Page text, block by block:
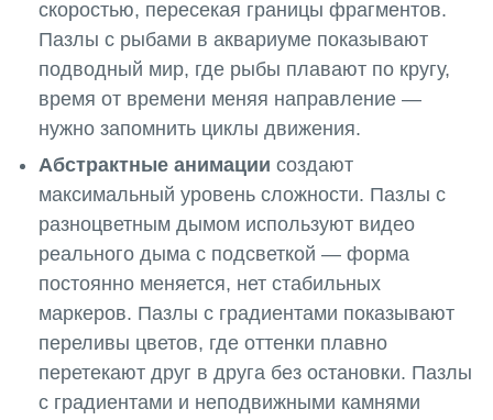
скоростью, пересекая границы фрагментов.
Пазлы с рыбами в аквариуме показывают
подводный мир, где рыбы плавают по кругу,
время от времени меняя направление —
нужно запомнить циклы движения.
Абстрактные анимации создают
максимальный уровень сложности. Пазлы с
разноцветным дымом используют видео
реального дыма с подсветкой — форма
постоянно меняется, нет стабильных
маркеров. Пазлы с градиентами показывают
переливы цветов, где оттенки плавно
перетекают друг в друга без остановки. Пазлы
с градиентами и неподвижными камнями